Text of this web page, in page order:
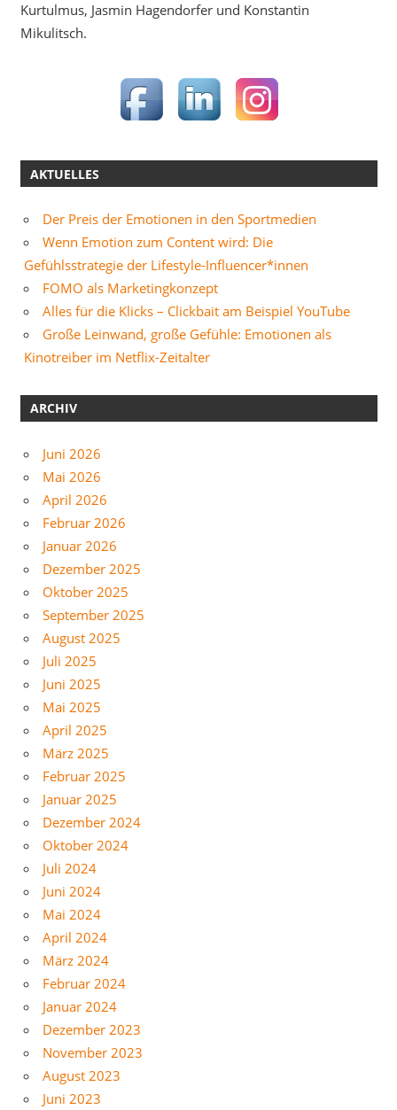
Kurtulmus, Jasmin Hagendorfer und Konstantin
Mikulitsch.
AKTUELLES
Der Preis der Emotionen in den Sportmedien
Wenn Emotion zum Content wird: Die
Gefühlsstrategie der Lifestyle-Influencer*innen
FOMO als Marketingkonzept
Alles für die Klicks – Clickbait am Beispiel YouTube
Große Leinwand, große Gefühle: Emotionen als
Kinotreiber im Netflix-Zeitalter
ARCHIV
Juni 2026
Mai 2026
April 2026
Februar 2026
Januar 2026
Dezember 2025
Oktober 2025
September 2025
August 2025
Juli 2025
Juni 2025
Mai 2025
April 2025
März 2025
Februar 2025
Januar 2025
Dezember 2024
Oktober 2024
Juli 2024
Juni 2024
Mai 2024
April 2024
März 2024
Februar 2024
Januar 2024
Dezember 2023
November 2023
August 2023
Juni 2023